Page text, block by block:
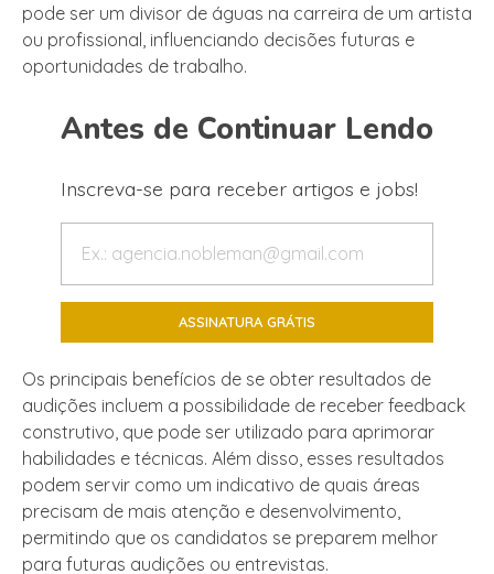
pode ser um divisor de águas na carreira de um artista
ou profissional, influenciando decisões futuras e
oportunidades de trabalho.
Antes de Continuar Lendo
Inscreva-se para receber artigos e jobs!
Os principais benefícios de se obter resultados de
audições incluem a possibilidade de receber feedback
construtivo, que pode ser utilizado para aprimorar
habilidades e técnicas. Além disso, esses resultados
podem servir como um indicativo de quais áreas
precisam de mais atenção e desenvolvimento,
permitindo que os candidatos se preparem melhor
para futuras audições ou entrevistas.